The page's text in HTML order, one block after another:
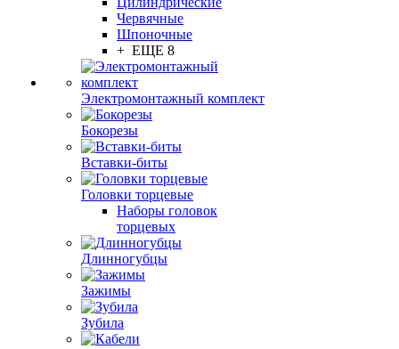
Червячные
Шпоночные
+ ЕЩЕ 8
Электромонтажный комплект
Бокорезы
Вставки-биты
Головки торцевые
Наборы головок
торцевых
Длинногубцы
Зажимы
Зубила